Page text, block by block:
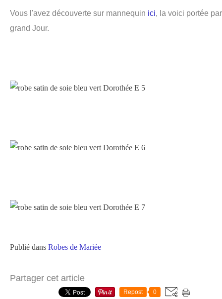
Vous l'avez découverte sur mannequin ici, la voici portée
grand Jour.
Publié dans Robes de Mariée
Partager cet article
Repost 0